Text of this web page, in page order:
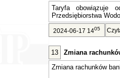
Taryfa obowiązuje
Przedsiębiorstwa
2024-06-17 1405
13
Zmiana
Zmiana rachunków